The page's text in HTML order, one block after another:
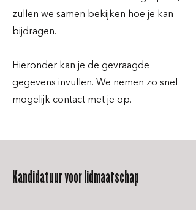
zullen we samen bekijken hoe je kan
bijdragen.
Hieronder kan je de gevraagde
gegevens invullen. We nemen zo snel
mogelijk contact met je op.
Kandidatuur voor lidmaatschap